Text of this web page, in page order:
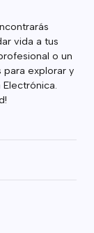
vida a tus
o un
explorar y